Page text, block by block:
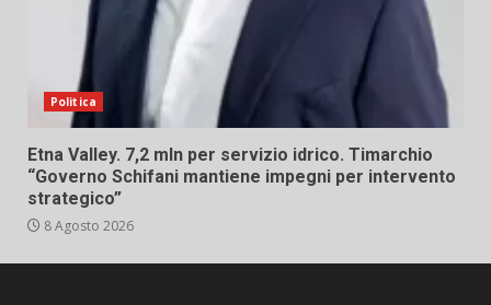
Politica
Etna Valley. 7,2 mln per servizio idrico. Timarchio
“Governo Schifani mantiene impegni per intervento
strategico”
8 Agosto 2026